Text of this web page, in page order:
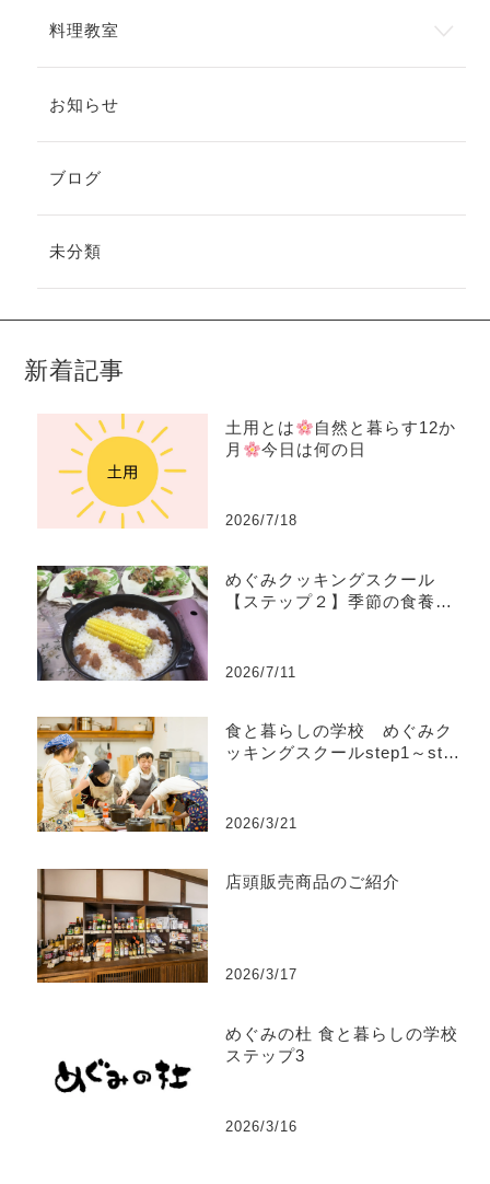
料理教室
お知らせ
ブログ
未分類
新着記事
土用とは
自然と暮らす12か
月
今日は何の日
2026/7/18
めぐみクッキングスクール
【ステップ２】季節の食養生
2026/7/11
食と暮らしの学校 めぐみク
ッキングスクールstep1～step
2026/3/21
店頭販売商品のご紹介
2026/3/17
めぐみの杜 食と暮らしの学校
ステップ3
2026/3/16